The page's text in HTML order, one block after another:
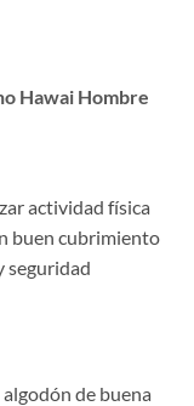
Hawai Hombre
actividad física
buen cubrimiento
seguridad
de buena